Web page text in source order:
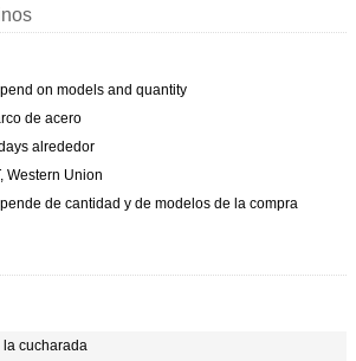
on models and quantity
de acero
alrededor
Western Union
de cantidad y de modelos de la compra
cucharada